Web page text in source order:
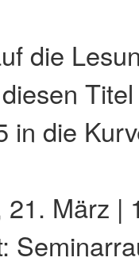
die
in die
März |